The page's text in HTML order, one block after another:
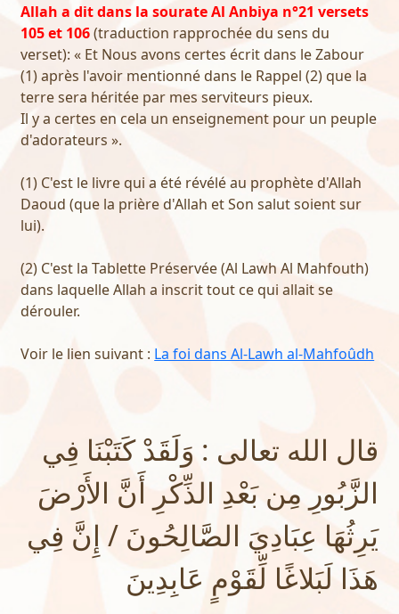
Allah a dit dans la sourate Al Anbiya n°21 versets
105 et 106(traduction rapprochée du sens du
verset): « Et Nous avons certes écrit dans le Zabour
(1) après l'avoir mentionné dans le Rappel (2) que la
terre sera héritée par mes serviteurs pieux.
Il y a certes en cela un enseignement pour un peuple
d'adorateurs ».
(1) C'est le livre qui a été révélé au prophète d'Allah
Daoud (que la prière d'Allah et Son salut soient sur
lui).
(2) C'est la Tablette Préservée (Al Lawh Al Mahfouth)
dans laquelle Allah a inscrit tout ce qui allait se
dérouler.
Voir le lien suivant : La foi dans Al-Lawh al-Mahfoûdh
قال الله تعالى : وَلَقَدْ كَتَبْنَا فِي
الزَّبُورِ مِن بَعْدِ الذِّكْرِ أَنَّ الأَرْضَ
يَرِثُهَا عِبَادِيَ الصَّالِحُونَ / إِنَّ فِي
هَذَا لَبَلاغًا لِّقَوْمٍ عَابِدِينَ